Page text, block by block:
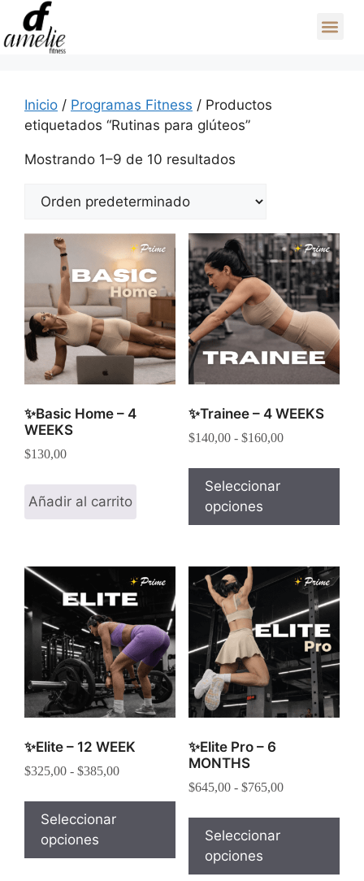
Inicio / Programas Fitness / Productos
etiquetados “Rutinas para glúteos”
Mostrando 1–9 de 10 resultados
✨Basic Home – 4
WEEKS
$130,00
Añadir al carrito
✨Trainee – 4 WEEKS
$140,00 - $160,00
Seleccionar
opciones
✨Elite – 12 WEEK
$325,00 - $385,00
Seleccionar
opciones
✨Elite Pro – 6
MONTHS
$645,00 - $765,00
Seleccionar
opciones